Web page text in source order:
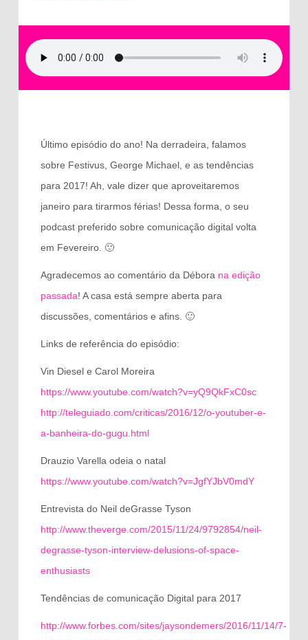
Último episódio do ano! Na derradeira, falamos
sobre Festivus, George Michael, e as tendências
para 2017! Ah, vale dizer que aproveitaremos
janeiro para tirarmos férias! Dessa forma, o seu
podcast preferido sobre comunicação digital volta
em Fevereiro. 🙂
Agradecemos ao comentário da Débora na edição
passada! A casa está sempre aberta para
discussões, comentários e afins. 🙂
Links de referência do episódio:
Vin Diesel e Carol Moreira
https://www.youtube.com/watch?v=yQ9QkFxC0sc
http://teleguiado.com/criticas/2016/12/o-youtuber-e-
a-banheira-do-gugu.html
Drauzio Varella odeia o natal
https://www.youtube.com/watch?v=JgfYJbV0mdY
Entrevista do Neil deGrasse Tyson
http://www.theverge.com/2015/11/24/9792854/neil-
degrasse-tyson-interview-delusions-of-space-
enthusiasts
Tendências de comunicação Digital para 2017
http://www.forbes.com/sites/jaysondemers/2016/11/14/7-